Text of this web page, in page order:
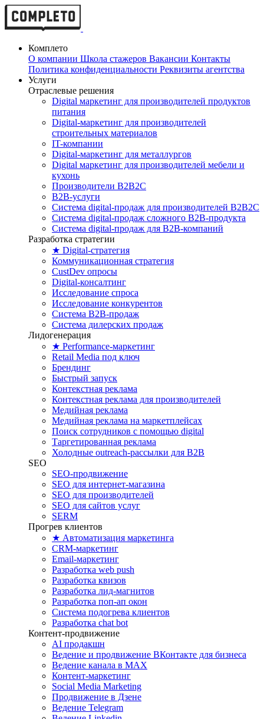
Комплето
О компании Школа стажеров Вакансии Контакты
Политика конфиденциальности Реквизиты агентства
Услуги
Отраслевые решения
Digital маркетинг для производителей продуктов
питания
Digital-маркетинг для производителей
строительных материалов
IT-компании
Digital-маркетинг для металлургов
Digital маркетинг для производителей мебели и
кухонь
Производители B2B2C
B2B-услуги
Cистема digital-продаж для производителей B2B2C
Система digital-продаж сложного B2B-продукта
Система digital-продаж для B2B-компаний
Разработка стратегии
★ Digital-стратегия
Коммуникационная стратегия
CustDev опросы
Digital-консалтинг
Исследование спроса
Исследование конкурентов
Система B2B-продаж
Система дилерских продаж
Лидогенерация
★ Performance-маркетинг
Retail Media под ключ
Брендинг
Быстрый запуск
Контекстная реклама
Контекстная реклама для производителей
Медийная реклама
Медийная реклама на маркетплейсах
Поиск сотрудников с помощью digital
Таргетированная реклама
Холодные outreach-рассылки для B2B
SEO
SEO-продвижение
SEO для интернет-магазина
SEO для производителей
SEO для сайтов услуг
SERM
Прогрев клиентов
★ Автоматизация маркетинга
CRM-маркетинг
Email-маркетинг
Разработка web push
Разработка квизов
Разработка лид-магнитов
Разработка поп-ап окон
Система подогрева клиентов
Разработка chat bot
Контент-продвижение
AI продакшн
Ведение и продвижение ВКонтакте для бизнеса
Ведение канала в MAX
Контент-маркетинг
Social Media Marketing
Продвижение в Дзене
Ведение Telegram